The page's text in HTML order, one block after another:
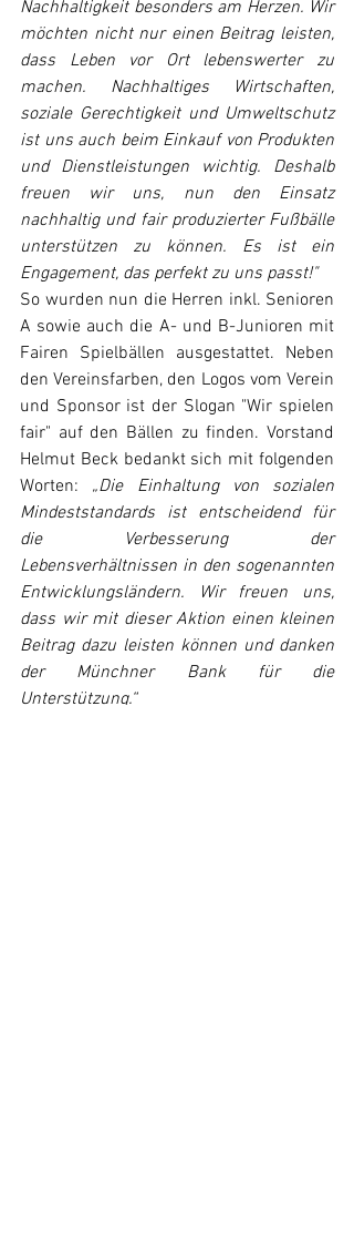
Nachhaltigkeit besonders am Herzen. Wir
möchten nicht nur einen Beitrag leisten,
dass Leben vor Ort lebenswerter zu
machen. Nachhaltiges Wirtschaften,
soziale Gerechtigkeit und Umweltschutz
ist uns auch beim Einkauf von Produkten
und Dienstleistungen wichtig. Deshalb
freuen wir uns, nun den Einsatz
nachhaltig und fair produzierter Fußbälle
unterstützen zu können. Es ist ein
Engagement, das perfekt zu uns passt!"
So wurden nun die Herren inkl. Senioren
A sowie auch die A- und B-Junioren mit
Fairen Spielbällen ausgestattet. Neben
den Vereinsfarben, den Logos vom Verein
und Sponsor ist der Slogan "Wir spielen
fair" auf den Bällen zu finden. Vorstand
Helmut Beck bedankt sich mit folgenden
Worten: „Die Einhaltung von sozialen
Mindeststandards ist entscheidend für
die Verbesserung der
Lebensverhältnissen in den sogenannten
Entwicklungsländern. Wir freuen uns,
dass wir mit dieser Aktion einen kleinen
Beitrag dazu leisten können und danken
der Münchner Bank für die
Unterstützung.“